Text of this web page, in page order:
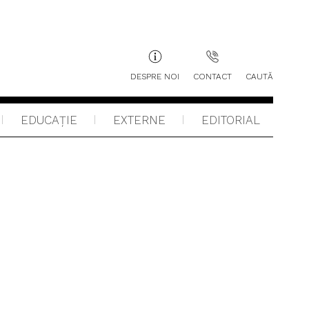
DESPRE NOI CONTACT CAUTĂ
EDUCAŢIE EXTERNE EDITORIAL